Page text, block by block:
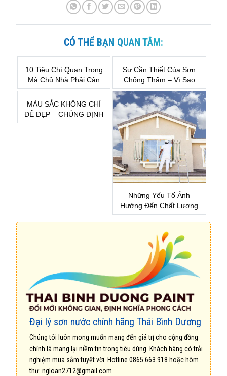
CÓ THỂ BẠN QUAN TÂM:
10 Tiêu Chí Quan Trọng
Mà Chủ Nhà Phải Cân
Nhắc Trước Khi Lựa
Chọn Sơn Nước
Sự Cần Thiết Của Sơn
Chống Thấm – Vì Sao
Đây Là Khoản Đầu Tư
Bắt Buộc Khi Xây Nhà?
MÀU SẮC KHÔNG CHỈ
ĐỂ ĐẸP – CHÚNG ĐỊNH
HÌNH CẢM XÚC CỦA
Những Yếu Tố Ảnh
Hưởng Đến Chất Lượng
Sơn Nhà !
Đại lý sơn nước chính hãng Thái Bình Dương
Chúng tôi luôn mong muốn mang đến giá trị cho cộng đồng
chính là mang lại niềm tin trong tiêu dùng. Khách hàng có trải
nghiệm mua sắm tuyệt vời. Hotline 0865.663.918 hoặc hòm
thư: ngloan2712@gmail.com